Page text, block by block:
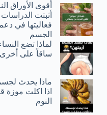
أقوى الأوراق
أثبتت الدراسات
فعاليتها في دعم
الجسم
لماذا تضع
ساقاً على
ماذا يحدث
اذا اكلت موزة
النوم